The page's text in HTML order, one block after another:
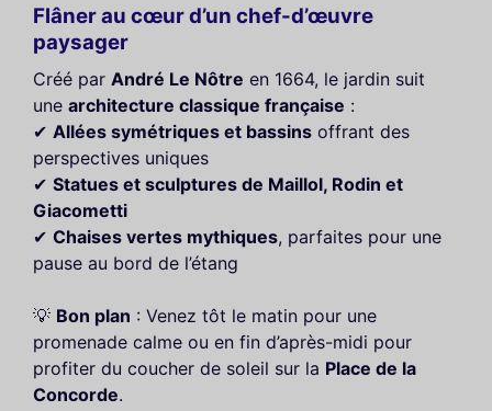
Flâner au cœur d’un chef-d’œuvre
paysager
Créé par André Le Nôtre en 1664, le jardin suit
une architecture classique française :
✔ Allées symétriques et bassins offrant des
perspectives uniques
✔ Statues et sculptures de Maillol, Rodin et
Giacometti
✔ Chaises vertes mythiques, parfaites pour une
pause au bord de l’étang
💡 Bon plan : Venez tôt le matin pour une
promenade calme ou en fin d’après-midi pour
profiter du coucher de soleil sur la Place de la
Concorde.